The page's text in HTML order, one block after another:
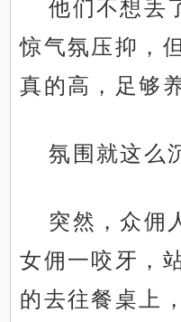
他们不想丢
惊气氛压抑，
真的高，足够
氛围就这么
突然，众佣
女佣一咬牙，
的去往餐桌上